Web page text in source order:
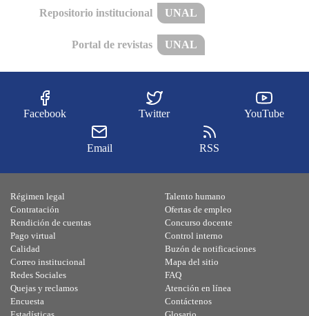
Repositorio institucional UNAL
Portal de revistas UNAL
Facebook Twitter YouTube
Email RSS
Régimen legal
Contratación
Rendición de cuentas
Pago virtual
Calidad
Talento humano
Ofertas de empleo
Concurso docente
Control interno
Buzón de notificaciones
Correo institucional
Redes Sociales
Quejas y reclamos
Encuesta
Mapa del sitio
FAQ
Atención en línea
Contáctenos